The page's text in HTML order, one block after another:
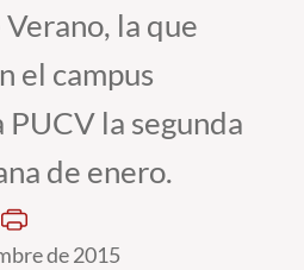
la que
el campus
la segunda
de enero.
de 2015